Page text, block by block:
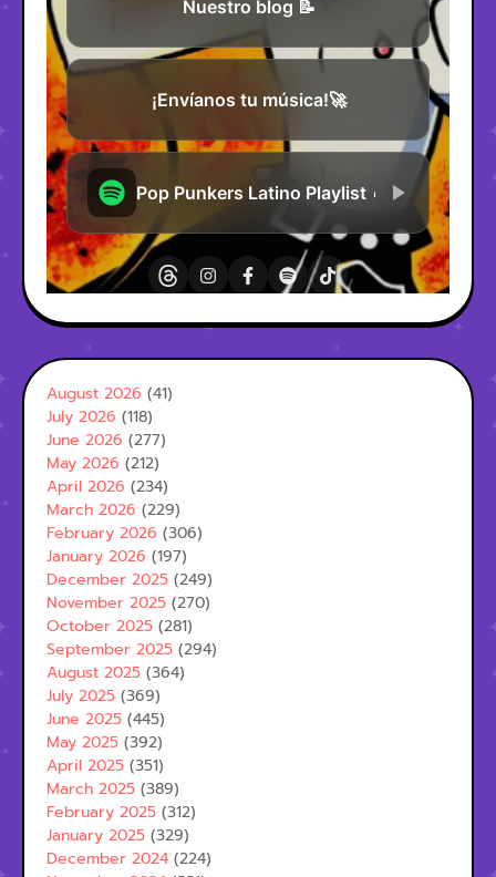
August 2026 (41)
July 2026 (118)
June 2026 (277)
May 2026 (212)
April 2026 (234)
March 2026 (229)
February 2026 (306)
January 2026 (197)
December 2025 (249)
November 2025 (270)
October 2025 (281)
September 2025 (294)
August 2025 (364)
July 2025 (369)
June 2025 (445)
May 2025 (392)
April 2025 (351)
March 2025 (389)
February 2025 (312)
January 2025 (329)
December 2024 (224)